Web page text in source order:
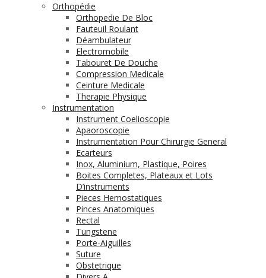
Orthopédie
Orthopedie De Bloc
Fauteuil Roulant
Déambulateur
Electromobile
Tabouret De Douche
Compression Medicale
Ceinture Medicale
Therapie Physique
Instrumentation
Instrument Coelioscopie
Apaoroscopie
Instrumentation Pour Chirurgie General
Ecarteurs
Inox, Aluminium, Plastique, Poires
Boites Completes, Plateaux et Lots
D’instruments
Pieces Hemostatiques
Pinces Anatomiques
Rectal
Tungstene
Porte-Aiguilles
Suture
Obstetrique